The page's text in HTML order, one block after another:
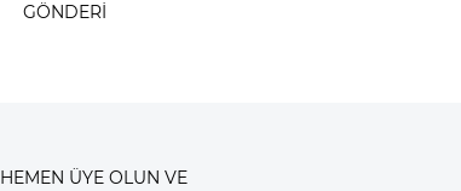
GÖNDERİ
HEMEN ÜYE OLUN VE